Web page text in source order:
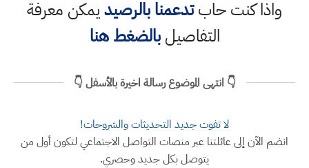
واذا كنت حابتدعمنا بالرصيديمكن معرفة
التفاصيلبالضغط هنا
👇 انتهى الموضوع رسالة اخيرة بالأسفل 👇
لا تفوت جديد التحديثات والشروحات!
انضم الآن إلى عائلتنا عبر منصات التواصل الاجتماعي لتكون أول من
يتوصل بكل جديد وحصري.